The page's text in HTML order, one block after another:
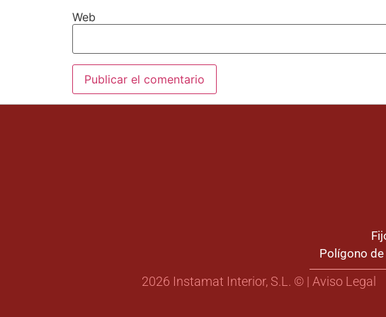
Web
Polígono
2026 Instamat Interior, S.L. © | Aviso Legal